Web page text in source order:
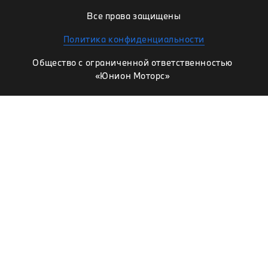
Все права защищены
Политика конфиденциальности
Общество с ограниченной ответственностью
«Юнион Моторс»